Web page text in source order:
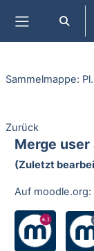
Website-
Zurück
Merge
(Zuletzt
Auf moodle.org: